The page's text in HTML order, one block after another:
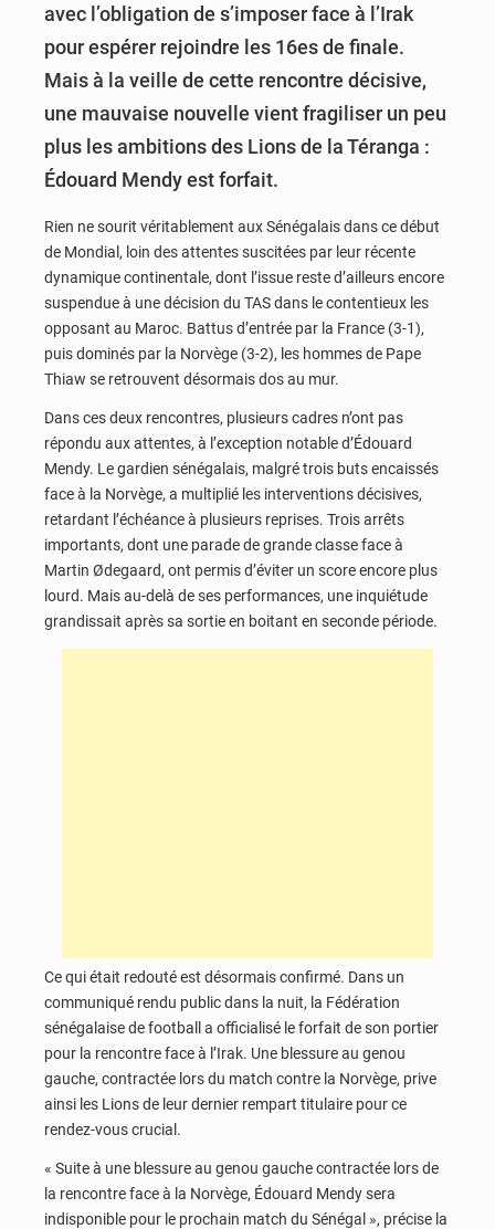
avec l’obligation de s’imposer face à l’Irak
pour espérer rejoindre les 16es de finale.
Mais à la veille de cette rencontre décisive,
une mauvaise nouvelle vient fragiliser un peu
plus les ambitions des Lions de la Téranga :
Édouard Mendy est forfait.
Rien ne sourit véritablement aux Sénégalais dans ce début
de Mondial, loin des attentes suscitées par leur récente
dynamique continentale, dont l’issue reste d’ailleurs encore
suspendue à une décision du TAS dans le contentieux les
opposant au Maroc. Battus d’entrée par la France (3-1),
puis dominés par la Norvège (3-2), les hommes de Pape
Thiaw se retrouvent désormais dos au mur.
Dans ces deux rencontres, plusieurs cadres n’ont pas
répondu aux attentes, à l’exception notable d’Édouard
Mendy. Le gardien sénégalais, malgré trois buts encaissés
face à la Norvège, a multiplié les interventions décisives,
retardant l’échéance à plusieurs reprises. Trois arrêts
importants, dont une parade de grande classe face à
Martin Ødegaard, ont permis d’éviter un score encore plus
lourd. Mais au-delà de ses performances, une inquiétude
grandissait après sa sortie en boitant en seconde période.
Ce qui était redouté est désormais confirmé. Dans un
communiqué rendu public dans la nuit, la Fédération
sénégalaise de football a officialisé le forfait de son portier
pour la rencontre face à l’Irak. Une blessure au genou
gauche, contractée lors du match contre la Norvège, prive
ainsi les Lions de leur dernier rempart titulaire pour ce
rendez-vous crucial.
« Suite à une blessure au genou gauche contractée lors de
la rencontre face à la Norvège, Édouard Mendy sera
indisponible pour le prochain match du Sénégal », précise la